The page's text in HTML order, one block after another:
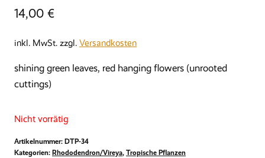
14,00 €
inkl. MwSt. zzgl. Versandkosten
shining green leaves, red hanging flowers (unrooted
cuttings)
Nicht vorrätig
Artikelnummer: DTP-34
Kategorien: Rhododendron/Vireya, Tropische Pflanzen